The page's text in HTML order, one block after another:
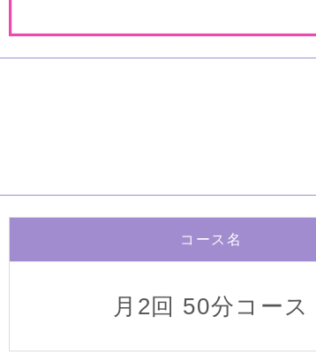
コース名
月2回 50分コース